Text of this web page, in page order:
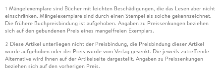
1 Mängelexemplare sind Bücher mit leichten Beschädigungen, die das Lesen aber nicht
einschränken. Mängelexemplare sind durch einen Stempel als solche gekennzeichnet.
Die frühere Buchpreisbindung ist aufgehoben. Angaben zu Preissenkungen beziehen
sich auf den gebundenen Preis eines mangelfreien Exemplars.
2 Diese Artikel unterliegen nicht der Preisbindung, die Preisbindung dieser Artikel
wurde aufgehoben oder der Preis wurde vom Verlag gesenkt. Die jeweils zutreffende
Alternative wird Ihnen auf der Artikelseite dargestellt. Angaben zu Preissenkungen
beziehen sich auf den vorherigen Preis.